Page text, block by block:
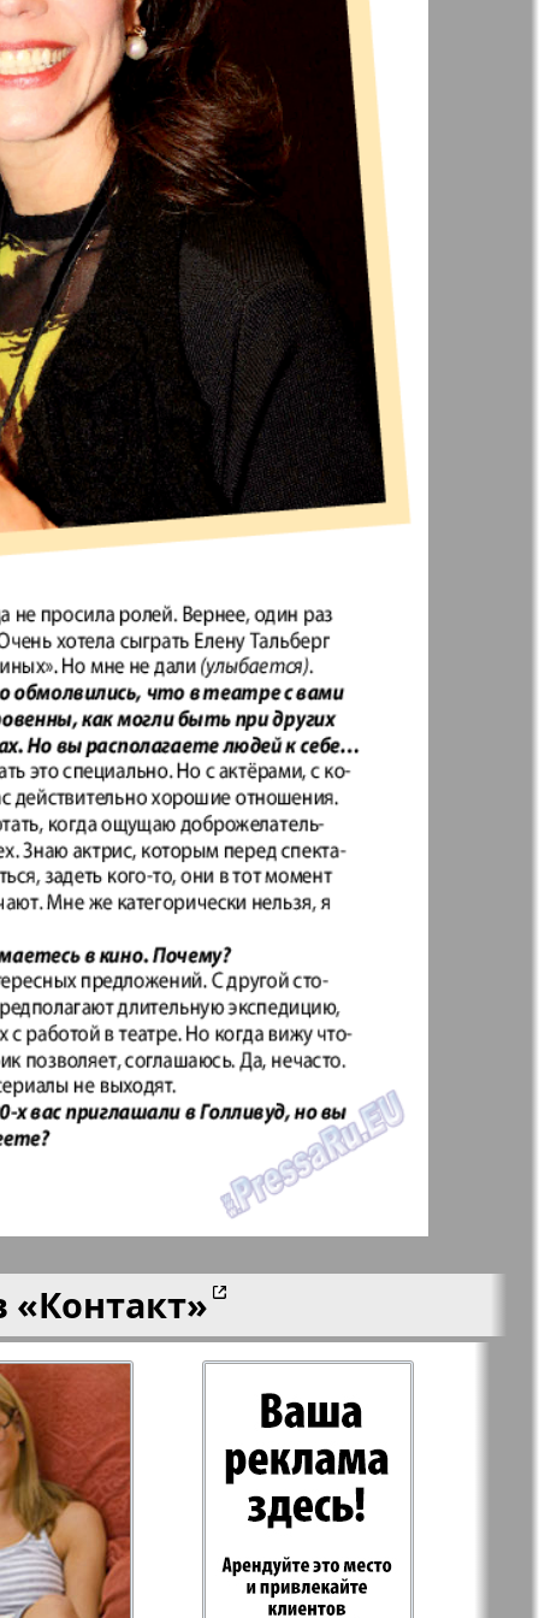
41
47 48
53 54
59 60
65 66
77
83
Англия
Аугсбург-сити
Будь здоров
info Вечерняя газета
Wadim
Дом и семья
газета
Еврейская
панорама
Жизнь женщины
Идеальная фирма
Катюша
Крот в Германии
LDK по-русски
Мила
сити
My City Frankfurt
am Main
Наша марка
Объектив EU
«Контакт»